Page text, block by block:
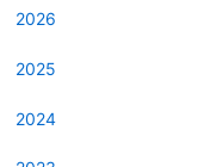
2026
2025
2024